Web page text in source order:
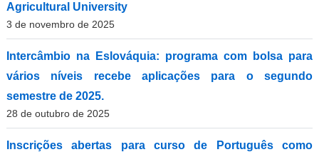
Agricultural University
3 de novembro de 2025
Intercâmbio na Eslováquia: programa com bolsa para
vários níveis recebe aplicações para o segundo
semestre de 2025.
28 de outubro de 2025
Inscrições abertas para curso de Português como